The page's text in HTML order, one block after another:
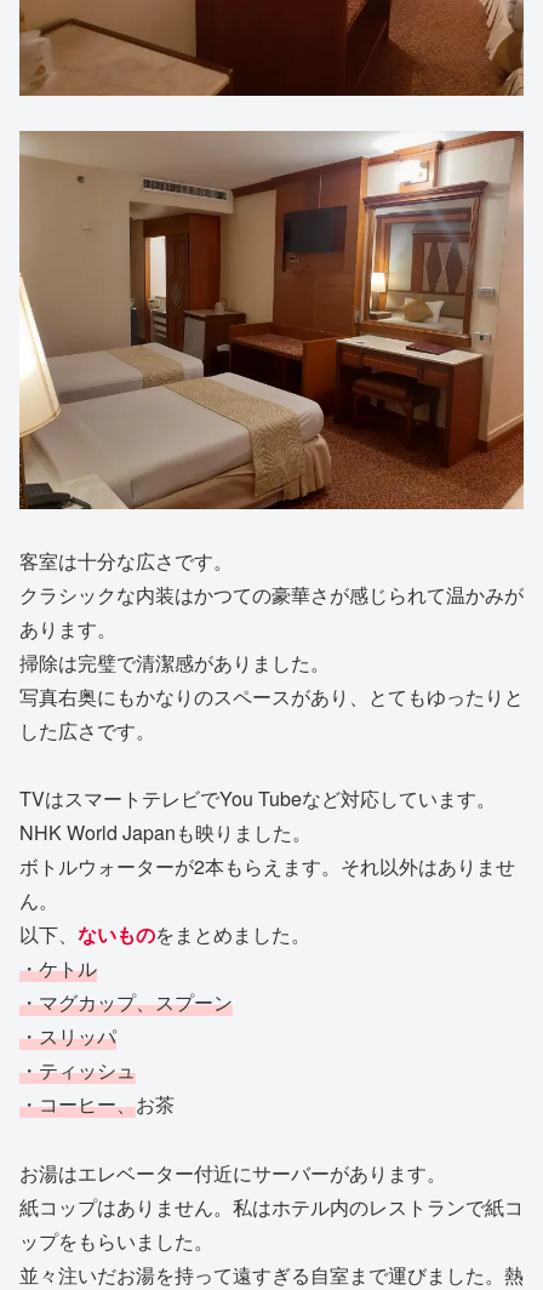
客室は十分な広さです。
クラシックな内装はかつての豪華さが感じられて温かみが
あります。
掃除は完璧で清潔感がありました。
写真右奥にもかなりのスペースがあり、とてもゆったりと
した広さです。
TVはスマートテレビでYou Tubeなど対応しています。
NHK World Japanも映りました。
ボトルウォーターが2本もらえます。それ以外はありませ
ん。
以下、 ないものをまとめました。
・ケトル
・マグカップ、スプーン
・スリッパ
・ティッシュ
・コーヒー、お茶
お湯はエレベーター付近にサーバーがあります。
紙コップはありません。私はホテル内のレストランで紙コ
ップをもらいました。
並々注いだお湯を持って遠すぎる自室まで運びました。熱